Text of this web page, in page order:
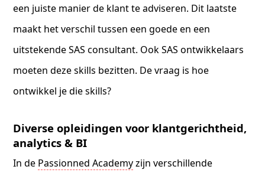
een juiste manier de klant te adviseren. Dit laatste
maakt het verschil tussen een goede en een
uitstekende SAS consultant. Ook SAS ontwikkelaars
moeten deze skills bezitten. De vraag is hoe
ontwikkel je die skills?
Diverse opleidingen voor klantgerichtheid,
analytics & BI
In de Passionned Academyzijn verschillende